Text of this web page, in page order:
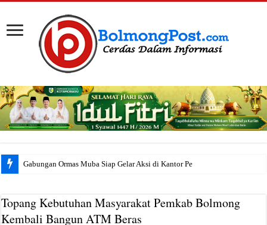
Gabungan Ormas Muba Siap Gelar Aksi di Kantor Pemkab, Soroti
Topang Kebutuhan Masyarakat Pemkab Bolmong
Kembali Bangun ATM Beras